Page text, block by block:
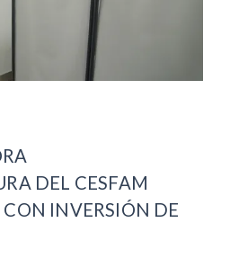
DEL CESFAM
INVERSIÓN DE